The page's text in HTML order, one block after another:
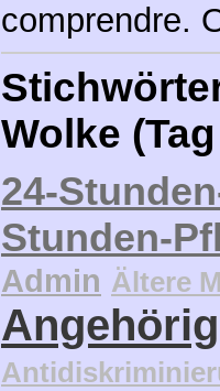
comprendre.
Wolke
24-
Stunden-
Admin Ältere